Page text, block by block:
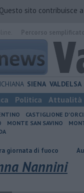
Questo sito contribuisce
SIENA VALDELSA
Politica Attualità
CASTIGLIONE
MONTE SAN SAVINO
fuoco Autovelox, se
Nannini